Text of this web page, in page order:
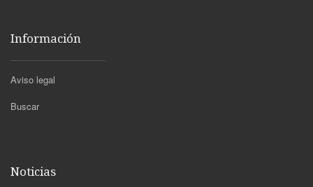
Información
Aviso legal
Buscar
Noticias